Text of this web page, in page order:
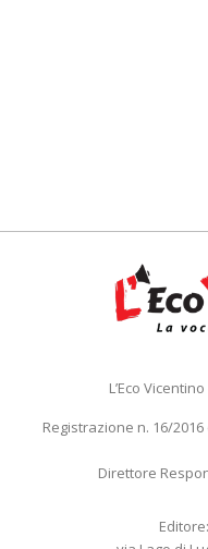
L’Eco
Registrazione n. 16/
Direttore